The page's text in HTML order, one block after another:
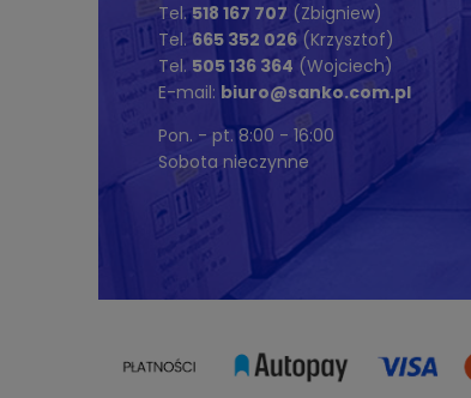
Tel.518 167 707 (Zbigniew)
Tel. 665 352 026 (Krzysztof)
Tel. 505 136 364 (Wojciech)
E-mail: biuro@sanko.com.pl
Pon. - pt. 8:00 - 16:00
Sobota nieczynne